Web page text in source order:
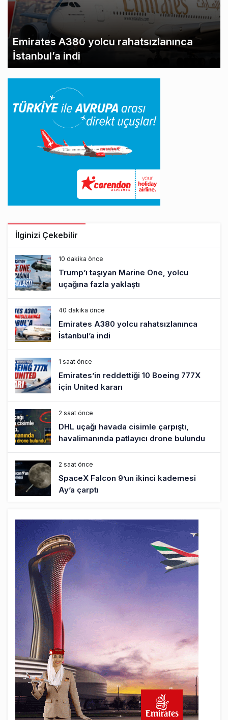
Emirates A380 yolcu rahatsızlanınca
İstanbul’a indi
İlginizi Çekebilir
10 dakika önce
Trump’ı taşıyan Marine One, yolcu
uçağına fazla yaklaştı
40 dakika önce
Emirates A380 yolcu rahatsızlanınca
İstanbul’a indi
1 saat önce
Emirates’in reddettiği 10 Boeing 777X
için United kararı
2 saat önce
DHL uçağı havada cisimle çarpıştı,
havalimanında patlayıcı drone bulundu
2 saat önce
SpaceX Falcon 9’un ikinci kademesi
Ay’a çarptı
Üniformasız Disiplin: Kabin Ekipleri Nasıl
Yolcu Olur?
18 saat önce
ISG’nin terminal memurlarından can
kurtaran hamle
23 saat önce
AJet’ten Yurt İçi Biletlerde Yüzde 30
İndirim